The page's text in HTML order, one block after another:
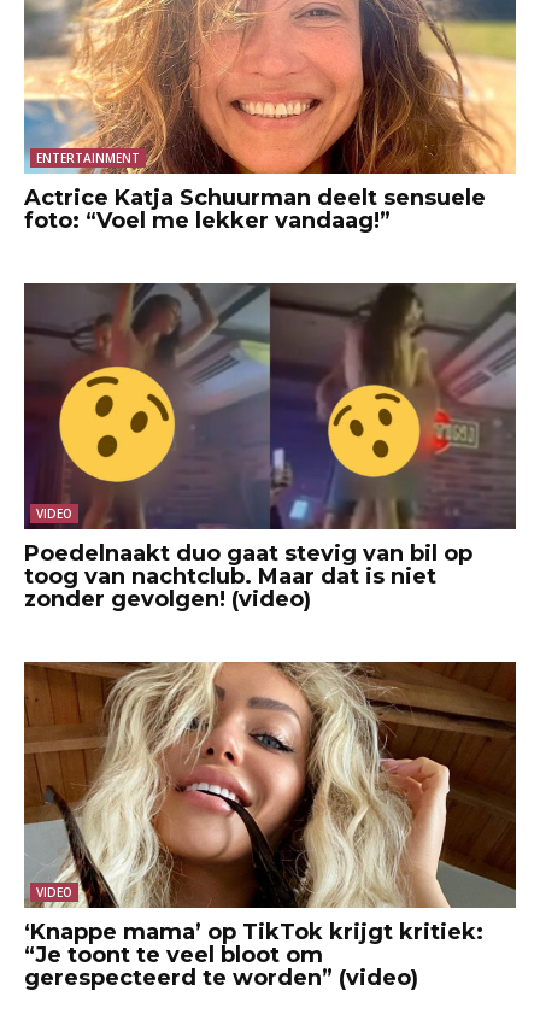
ENTERTAINMENT
Actrice Katja Schuurman deelt sensuele
foto: “Voel me lekker vandaag!”
VIDEO
Poedelnaakt duo gaat stevig van bil op
toog van nachtclub. Maar dat is niet
zonder gevolgen! (video)
VIDEO
‘Knappe mama’ op TikTok krijgt kritiek:
“Je toont te veel bloot om
gerespecteerd te worden” (video)